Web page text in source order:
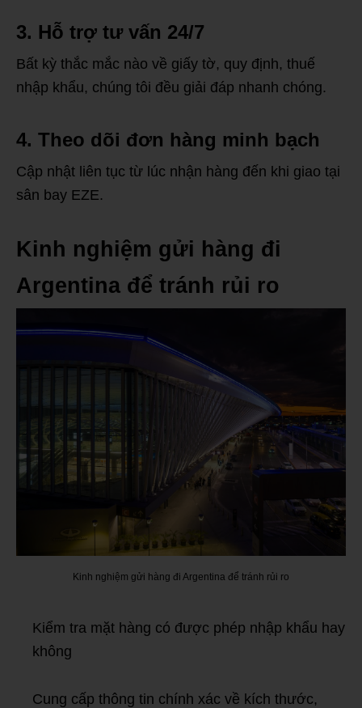
3. Hỗ trợ tư vấn 24/7
Bất kỳ thắc mắc nào về giấy tờ, quy định, thuế
nhập khẩu, chúng tôi đều giải đáp nhanh chóng.
4. Theo dõi đơn hàng minh bạch
Cập nhật liên tục từ lúc nhận hàng đến khi giao tại
sân bay EZE.
Kinh nghiệm gửi hàng đi
Argentina để tránh rủi ro
Kinh nghiệm gửi hàng đi Argentina để tránh rủi ro
Kiểm tra mặt hàng có được phép nhập khẩu hay
không
Cung cấp thông tin chính xác về kích thước,